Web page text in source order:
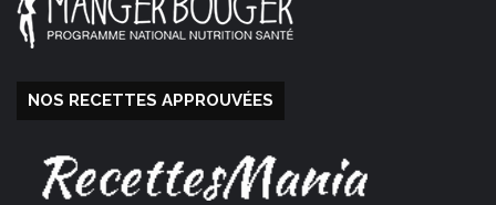
NOS RECETTES APPROUVÉES